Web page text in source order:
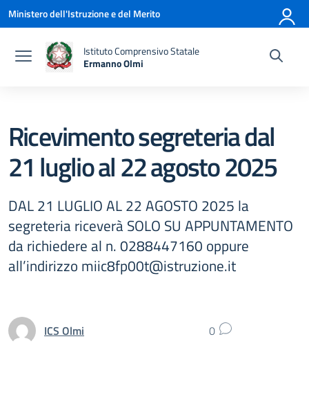
Vai ai contenuti
Vai al menu di navigazione
Vai al footer
Ministero dell'Istruzione e del Merito
Istituto Comprensivo Statale
Ermanno Olmi
Ricevimento segreteria dal
21 luglio al 22 agosto 2025
DAL 21 LUGLIO AL 22 AGOSTO 2025 la
segreteria riceverà SOLO SU APPUNTAMENTO
da richiedere al n. 0288447160 oppure
all’indirizzo miic8fp00t@istruzione.it
ICS Olmi 0